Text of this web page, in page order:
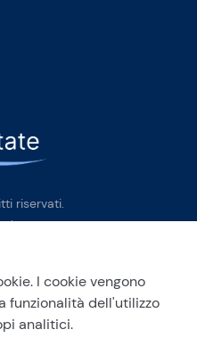
riservati.
Phone: +385 98 384 007
di Forbes Global
un marchio registrato
the Google
I cookie vengono
funzionalità dell'utilizzo
analitici.